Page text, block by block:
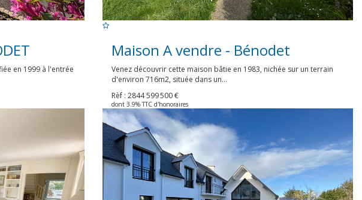
en 1999 à l'entrée
Maison A vendre - Bénodet
Venez découvrir cette maison bâtie en 1983, nichée sur un terrain
d'environ 716m2, située dans un...
Rèf : 2844599 500 €
dont 3.9% TTC d'honoraires